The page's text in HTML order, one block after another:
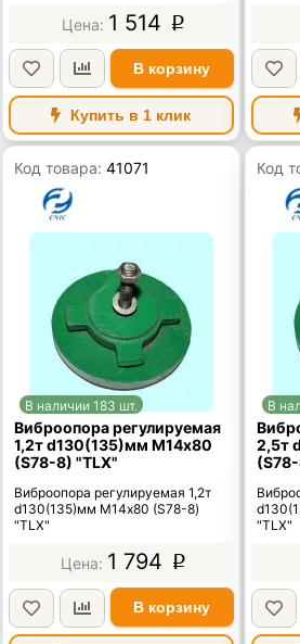
1 514 p
В корзину
Купить в 1 клик
Код товара:41071
В наличии 183 шт.
Виброопора регулируемая
1,2т d130(135)мм М14х80
(S78-8) "TLX"
Виброопора регулируемая 1,2т
d130(135)мм М14х80 (S78-8)
"TLX"
1 794 p
В корзину
Код
В
2,5т d130(135)мм М14х80
"TLX"